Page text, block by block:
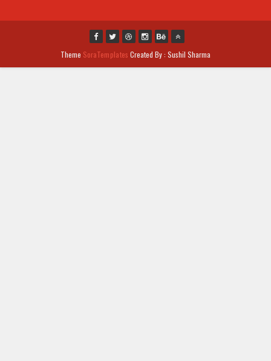
Theme SoraTemplates Created By : Sushil Sharma